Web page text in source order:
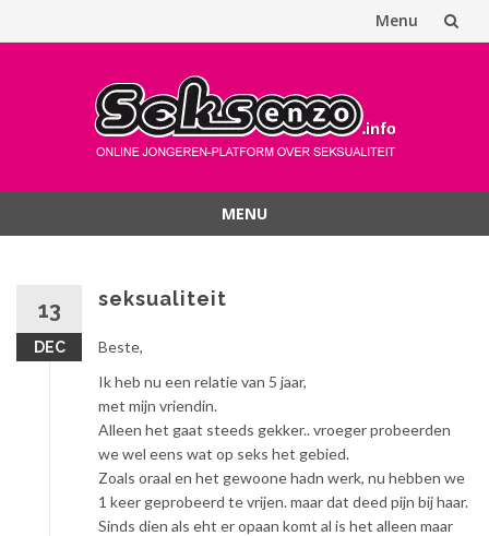
Menu
MENU
13
DEC
seksualiteit
Beste,
Ik heb nu een relatie van 5 jaar,
met mijn vriendin.
Alleen het gaat steeds gekker.. vroeger probeerden
we wel eens wat op seks het gebied.
Zoals oraal en het gewoone hadn werk, nu hebben we
1 keer geprobeerd te vrijen. maar dat deed pijn bij haar.
Sinds dien als eht er opaan komt al is het alleen maar